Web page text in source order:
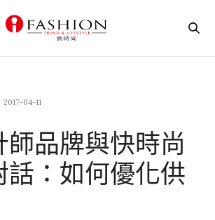
2017-04-11
師品牌與快時尚
話：如何優化供